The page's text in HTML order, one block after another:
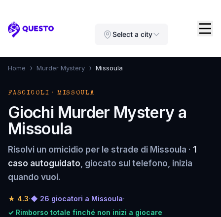
Questo Select a city
Home › Murder Mystery › Missoula
FASCICOLI · MISSOULA
Giochi Murder Mystery a
Missoula
Risolvi un omicidio per le strade di Missoula · 1
caso autoguidato, giocato sul telefono, inizia
quando vuoi.
★ 4.3·◆ 26 giocatori a Missoula·
✓ Rimborso totale finché non inizi a giocare